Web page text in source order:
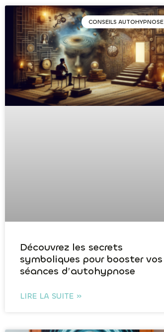
CONSEILS AUTOHYPNOSE
Découvrez les secrets
symboliques pour booster vos
séances d’autohypnose
LIRE LA SUITE »